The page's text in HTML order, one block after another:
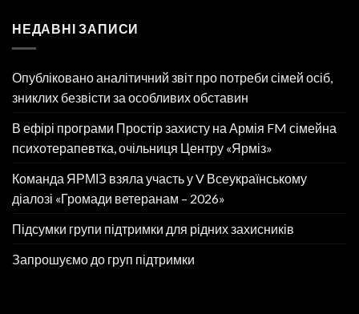
НЕДАВНІ ЗАПИСИ
Опубліковано аналітичний звіт про потреби сімей осіб,
зниклих безвісти за особливих обставин
В ефірі програми Простір захисту на Армія FM сімейна
психотерапевтка, очільниця Центру «Ярміз»
Команда ЯРМІЗ взяла участь у V Всеукраїнському
діалозі «Громади ветеранам – 2026»
Підсумки групи підтримки для рідних захисників
Запрошуємо до груп підтримки